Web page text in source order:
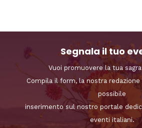
Segnala il tuo
Vuoi promuovere la tua
Compila il form, la nostra
possibile
inserimento sul nostro portale
eventi italiani.